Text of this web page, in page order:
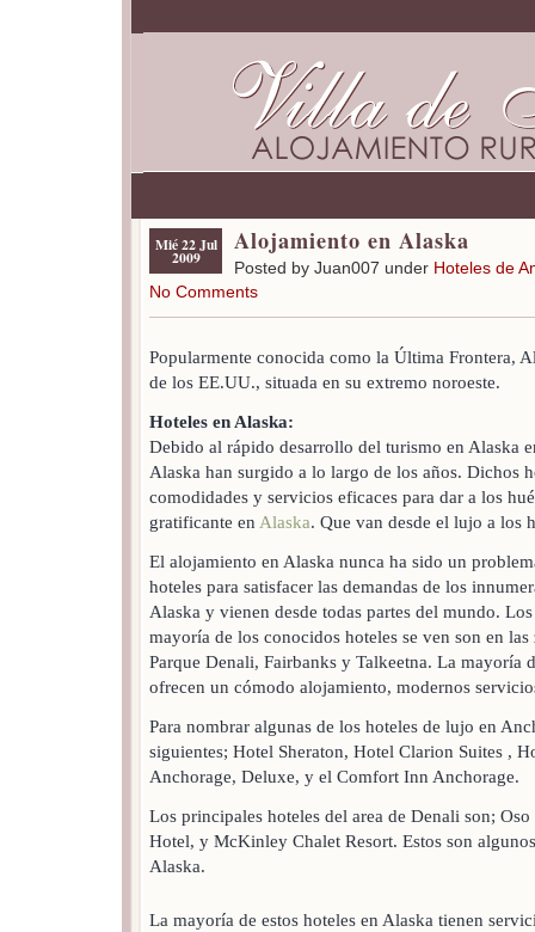
Mié 22 Jul
2009
Alojamiento en Alaska
Posted by Juan007 under Hoteles de
No Comments
Popularmente conocida como la Última Frontera,
de los EE.UU., situada en su extremo noroeste.
Hoteles en Alaska:
Debido al rápido desarrollo del turismo en Alaska
Alaska han surgido a lo largo de los años. Dichos
comodidades y servicios eficaces para dar a los
gratificante en Alaska. Que van desde el lujo a los
El alojamiento en Alaska nunca ha sido un
hoteles para satisfacer las demandas de los
Alaska y vienen desde todas partes del mundo.
mayoría de los conocidos hoteles se ven son en
Parque Denali, Fairbanks y Talkeetna. La mayoría
ofrecen un cómodo alojamiento, modernos
Para nombrar algunas de los hoteles de lujo en
siguientes; Hotel Sheraton, Hotel Clarion Suites ,
Anchorage, Deluxe, y el Comfort Inn Anchorage.
Los principales hoteles del area de Denali son;
Hotel, y McKinley Chalet Resort. Estos son
Alaska.
La mayoría de estos hoteles en Alaska tienen